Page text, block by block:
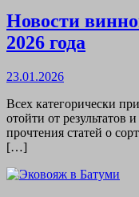
Новости
2026 года
23.01.2026
Всех категорически
отойти от результатов
прочтения статей о
[…]